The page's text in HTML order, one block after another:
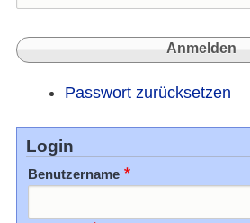
Passwort zurücksetzen
Login
Benutzername